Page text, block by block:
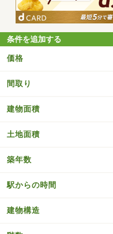
条件を追加する
価格
間取り
建物面積
土地面積
築年数
駅からの時間
建物構造